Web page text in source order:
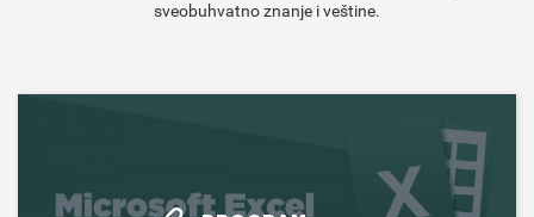
sveobuhvatno znanje i veštine.